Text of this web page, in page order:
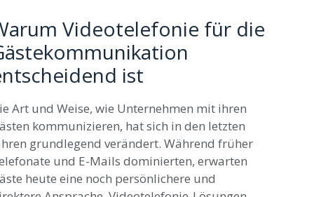
Videotelefonie für die
ist
Art und Weise, wie Unternehmen mit ihren
kommunizieren, hat sich in den letzten
grundlegend verändert. Während früher
und E-Mails dominierten, erwarten
heute eine noch persönlichere und